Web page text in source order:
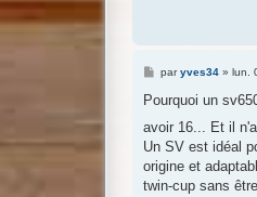
M
s
a
g
e
paryves34» lun.
Pourquoi un
avoir 16... Et il
Un SV est idéal
origine et
twin-cup sans